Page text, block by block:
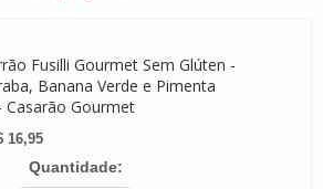
Fusilli Gourmet Sem Glúten -
Banana Verde e Pimenta
Casarão Gourmet
16,95
Quantidade